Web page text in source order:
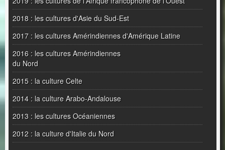
2018 : les cultures d'Asie du Sud-Est
2017 : les cultures Amérindiennes d'Amérique Latine
2016 : les cultures Amérindiennes
du Nord
2015 : la culture Celte
2014 : la culture Arabo-Andalouse
2013 : les cultures Océaniennes
2012 : la culture d'Italie du Nord